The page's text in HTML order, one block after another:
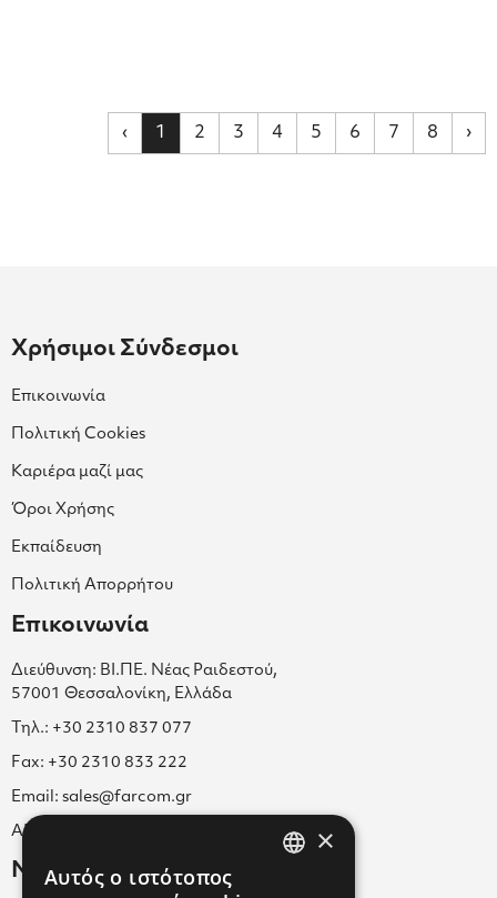
‹ 1 2 3 4 5 6 7 8 ›
Χρήσιμοι Σύνδεσμοι
Επικοινωνία
Πολιτική Cookies
Καριέρα μαζί μας
Όροι Χρήσης
Εκπαίδευση
Πολιτική Απορρήτου
Επικοινωνία
Διεύθυνση: ΒΙ.ΠΕ. Νέας Ραιδεστού,
57001 Θεσσαλονίκη, Ελλάδα
Τηλ.: +30 2310 837 077
Fax: +30 2310 833 222
Email: sales@farcom.gr
ΑΡ.Γ.Ε.ΜΗ. 038365205000
Newsletter
×
Αυτός ο ιστότοπος